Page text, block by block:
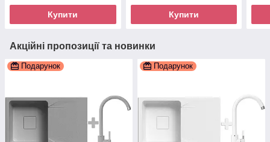
Купити Купити
Акційні пропозиції та новинки
Подарунок Подарунок